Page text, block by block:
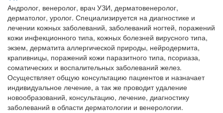
Андролог, венеролог, врач УЗИ, дерматовенеролог,
дерматолог, уролог. Специализируется на диагностике и
лечении кожных заболеваний, заболеваний ногтей, поражений
кожи инфекционного типа, кожных болезней вирусного типа,
экзем, дерматита аллергической природы, нейродермита,
крапивницы, поражений кожи паразитного типа, псориаза,
соматических и воспалительных заболеваний желез.
Осуществляет общую консультацию пациентов и назначает
индивидуальное лечение, а так же проводит удаление
новообразований, консультацию, лечение, диагностику
заболеваний в области дерматологии и венерологии.